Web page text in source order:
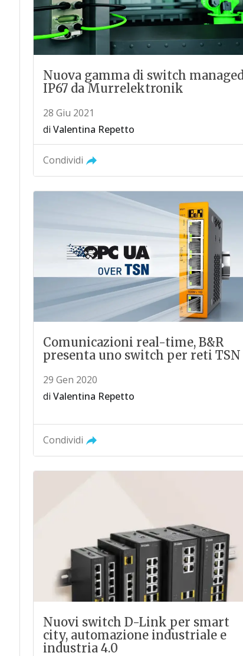
Nuova gamma di switch
IP67 da Murrelektronik
28 Giu 2021
di Valentina Repetto
Condividi
Comunicazioni real-time, B&R
presenta uno switch per reti TSN
29 Gen 2020
di Valentina Repetto
Condividi
Nuovi switch D-Link per smart
city, automazione industriale e
industria 4.0